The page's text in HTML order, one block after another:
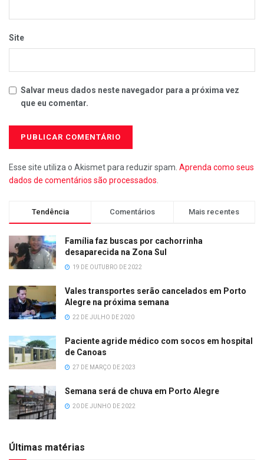
Site
Salvar meus dados neste navegador para a próxima vez
que eu comentar.
Esse site utiliza o Akismet para reduzir spam. Aprenda como seus
dados de comentários são processados
Tendência Comentários Mais recentes
Família faz buscas por cachorrinha
desaparecida na Zona Sul
19 DE OUTUBRO DE 2022
Vales transportes serão cancelados em Porto
Alegre na próxima semana
22 DE JULHO DE 2020
Paciente agride médico com socos em hospital
de Canoas
27 DE MARÇO DE 2023
Semana será de chuva em Porto Alegre
20 DE JUNHO DE 2022
Últimas matérias